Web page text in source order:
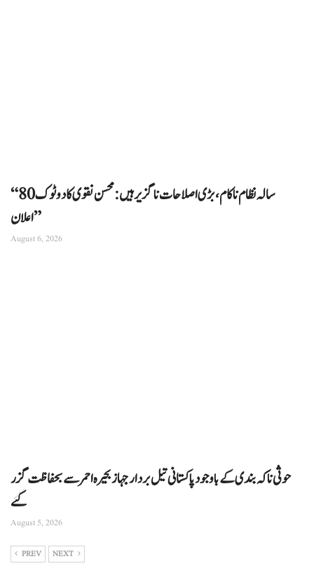
“80 سالہ نظام ناکام، بڑی اصلاحات ناگزیر ہیں: محسن نقوی کا دوٹوک
اعلان”
August 6, 2026
حوثی ناکہ بندی کے باوجود پاکستانی تیل بردار جہاز بحیرہ احمر سے بحفاظت گزر
گئے
August 5, 2026
PREV NEXT